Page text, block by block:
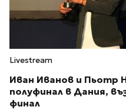
Livestream
Иван Иванов и Пьотр
полуфинал в Дания,
финал